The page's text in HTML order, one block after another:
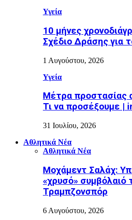
Υγεία
10 μήνες
Σχέδιο Δράσης για
1 Αυγούστου, 2026
Υγεία
Μέτρα προστασίας
Τι να προσέξουμε |
31 Ιουλίου, 2026
Αθλητικά Νέα
Αθλητικά Νέα
Μοχάμεντ Σαλάχ:
«χρυσό» συμβόλαιό
Τραμπζονσπόρ
6 Αυγούστου, 2026